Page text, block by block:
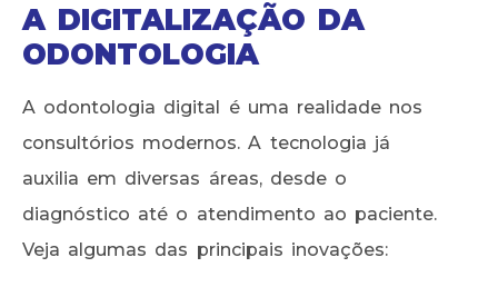
A DIGITALIZAÇÃO DA
ODONTOLOGIA
A odontologia digital é uma realidade nos
consultórios modernos. A tecnologia já
auxilia em diversas áreas, desde o
diagnóstico até o atendimento ao paciente.
Veja algumas das principais inovações: